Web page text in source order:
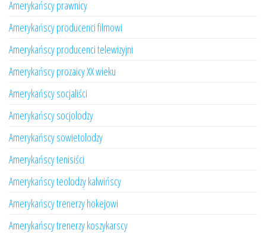
Amerykańscy prawnicy
Amerykańscy producenci filmowi
Amerykańscy producenci telewizyjni
Amerykańscy prozaicy XX wieku
Amerykańscy socjaliści
Amerykańscy socjolodzy
Amerykańscy sowietolodzy
Amerykańscy tenisiści
Amerykańscy teolodzy kalwińscy
Amerykańscy trenerzy hokejowi
Amerykańscy trenerzy koszykarscy